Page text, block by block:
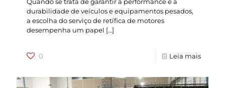
Quando se trata de garantir a performance e a
durabilidade de veículos e equipamentos pesados,
a escolha do serviço de retífica de motores
desempenha um papel […]
0 Leia mais